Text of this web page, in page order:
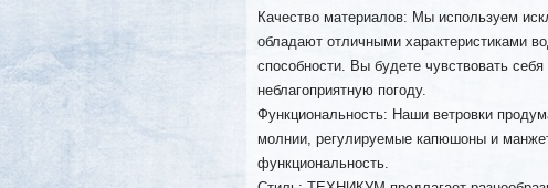
Качество материалов: Мы используем
обладают отличными характеристиками
способности. Вы будете чувствовать
неблагоприятную погоду.
Функциональность: Наши ветровки
молнии, регулируемые капюшоны и
функциональность.